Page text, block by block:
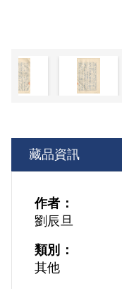
藏品資訊
作者：
劉辰旦
類別：
其他